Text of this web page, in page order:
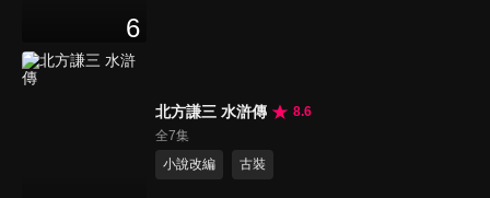
6
北方謙三 水滸傳
8.6
全7集
小說改編
古裝